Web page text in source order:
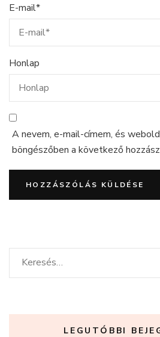
E-mail*
Honlap
A nevem, e-mail-címem, és
böngészőben a következő
Keresés:
LEGUTÓBBI